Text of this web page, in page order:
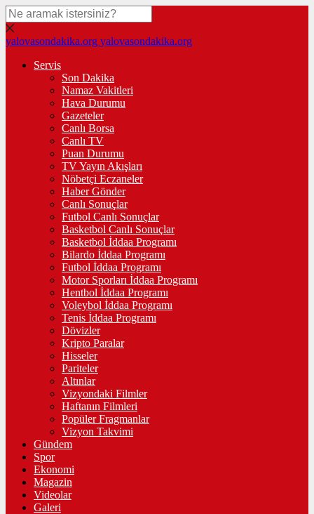
yalovasondakika.org yalovasondakika.org
Servis
Son Dakika
Namaz Vakitleri
Hava Durumu
Gazeteler
Canlı Borsa
Canlı TV
Puan Durumu
TV Yayın Akışları
Nöbetçi Eczaneler
Haber Gönder
Canlı Sonuçlar
Futbol Canlı Sonuçlar
Basketbol Canlı Sonuçlar
Basketbol İddaa Programı
Bilardo İddaa Programı
Futbol İddaa Programı
Motor Sporları İddaa Programı
Hentbol İddaa Programı
Voleybol İddaa Programı
Tenis İddaa Programı
Dövizler
Kripto Paralar
Hisseler
Pariteler
Altınlar
Vizyondaki Filmler
Haftanın Filmleri
Popüler Fragmanlar
Vizyon Takvimi
Gündem
Spor
Ekonomi
Magazin
Videolar
Galeri